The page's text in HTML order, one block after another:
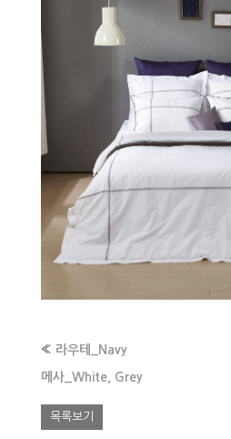
« 라우테_Navy
메사_White, Grey
목록보기